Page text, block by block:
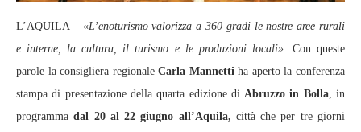
L’AQUILA – «L’enoturismo valorizza a 360 gradi le nostre aree rurali
e interne, la cultura, il turismo e le produzioni locali». Con queste
parole la consigliera regionaleCarla Mannettiha aperto la conferenza
stampa di presentazione della quarta edizione diAbruzzo in Bolla, in
programmadal 20 al 22 giugno all’Aquila, città che per tre giorni